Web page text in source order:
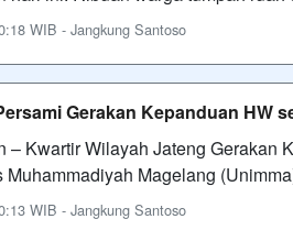
WIB - Jangkung Santoso
Gerakan Kepanduan HW
– Kwartir Wilayah Jateng Gerakan
Muhammadiyah Magelang
WIB - Jangkung Santoso